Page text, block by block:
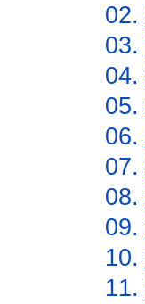
02.
03.
04.
05.
06.
07.
08.
09.
10.
11.